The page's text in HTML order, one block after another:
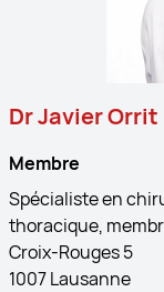
Dr Javier Orrit
Membre
Spécialiste en
thoracique,
Croix-Rouges 5
1007 Lausanne